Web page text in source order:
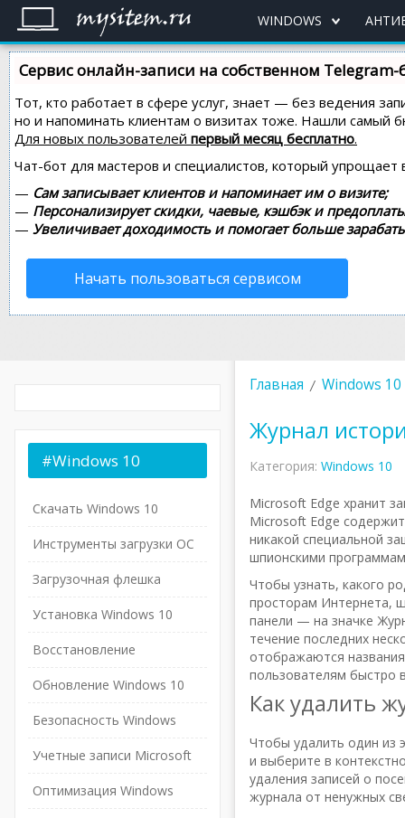
WINDOWS
Сервис онлайн-записи на собственном Telegram-
Тот, кто работает в сфере услуг, знает — без ведения
но и напоминать клиентам о визитах тоже. Нашли самый
Для новых пользователей первый месяц бесплатно.
Чат-бот для мастеров и специалистов, который упрощает
— Сам записывает клиентов и напоминает им о визите;
— Персонализирует скидки, чаевые, кэшбэк и
— Увеличивает доходимость и помогает больше
Начать пользоваться сервисом
Главная Windows 10
Журнал
Категория: Windows 10
Microsoft Edge хранит
Microsoft Edge
никакой специальной
шпионскими
Чтобы узнать, какого
просторам Интернета,
панели — на значке
течение последних
отображаются
пользователям быстро
Как удалить
Чтобы удалить один из
и выберите в
удаления записей о
журнала от ненужных
#Windows 10
Скачать Windows 10
Инструменты загрузки ОС
Загрузочная флешка
Установка Windows 10
Восстановление
Обновление Windows 10
Безопасность Windows
Учетные записи Microsoft
Оптимизация Windows